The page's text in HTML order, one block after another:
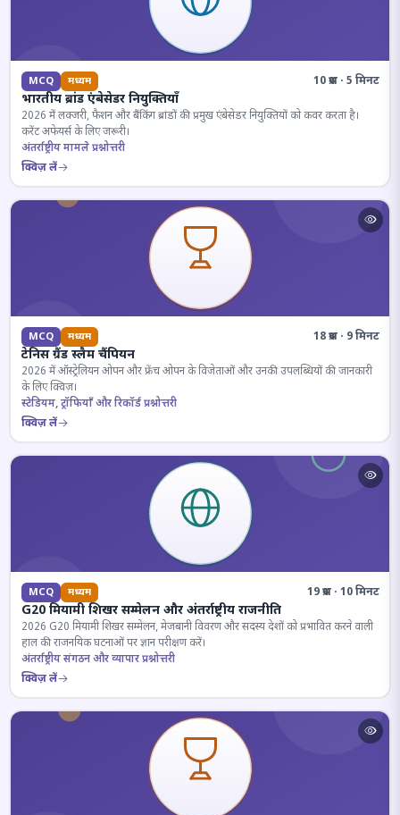
MCQ मध्यम 10 प्रश्न · 5 मिनट
भारतीय ब्रांड एंबेसेडर नियुक्तियाँ
2026 में लक्जरी, फैशन और बैंकिंग ब्रांडों की प्रमुख एंबेसेडर नियुक्तियों को कवर करता है।
करेंट अफेयर्स के लिए जरूरी।
अंतर्राष्ट्रीय मामले प्रश्नोत्तरी
क्विज़ लें
MCQ मध्यम 18 प्रश्न · 9 मिनट
टेनिस ग्रैंड स्लैम चैंपियन
2026 में ऑस्ट्रेलियन ओपन और फ्रेंच ओपन के विजेताओं और उनकी उपलब्धियों की जानकारी
के लिए क्विज़।
स्टेडियम, ट्रॉफियाँ और रिकॉर्ड प्रश्नोत्तरी
क्विज़ लें
MCQ मध्यम 19 प्रश्न · 10 मिनट
G20 मियामी शिखर सम्मेलन और अंतर्राष्ट्रीय राजनीति
2026 G20 मियामी शिखर सम्मेलन, मेजबानी विवरण और सदस्य देशों को प्रभावित करने वाली
हाल की राजनयिक घटनाओं पर ज्ञान परीक्षण करें।
अंतर्राष्ट्रीय संगठन और व्यापार प्रश्नोत्तरी
क्विज़ लें